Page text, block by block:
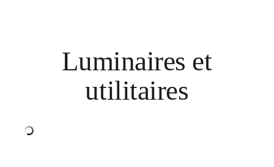
Luminaires et
utilitaires